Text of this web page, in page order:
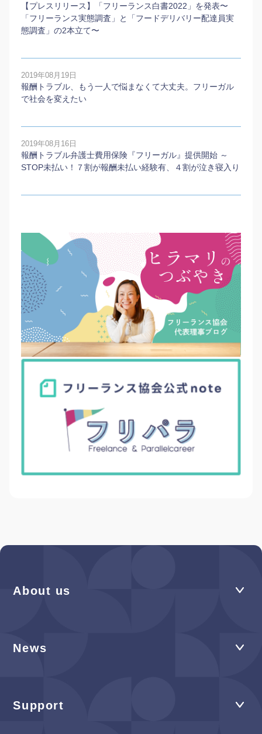
【プレスリリース】「フリーランス白書2022」を発表〜
「フリーランス実態調査」と「フードデリバリー配達員実
態調査」の2本⽴て〜
2019年08月19日
報酬トラブル、もう一人で悩まなくて大丈夫。フリーガル
で社会を変えたい
2019年08月16日
報酬トラブル弁護士費用保険『フリーガル』提供開始 ～
STOP未払い！７割が報酬未払い経験有、４割が泣き寝入り
About us
News
Support